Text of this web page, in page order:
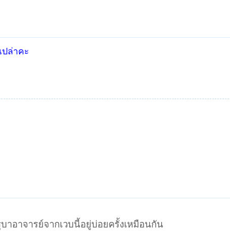
ล่าคะ
าอาจารย์จากเวบนี้อยู่บ่อยครั้งเหมือนกัน